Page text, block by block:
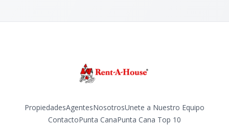
PropiedadesAgentesNosotrosUnete a Nuestro Equipo
ContactoPunta CanaPunta Cana Top 10